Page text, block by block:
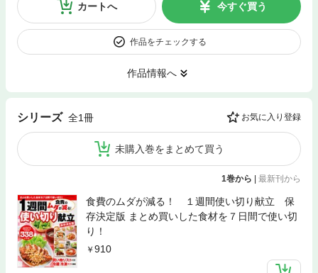
カートへ 今すぐ買う
作品をチェックする
作品情報へ
シリーズ 全1冊 お気に入り登録
未購入巻をまとめて買う
1巻から 最新刊から
食費のムダが減る！ １週間使い切り献立 保
存決定版 まとめ買いした食材を７日間で使い切
り！
910